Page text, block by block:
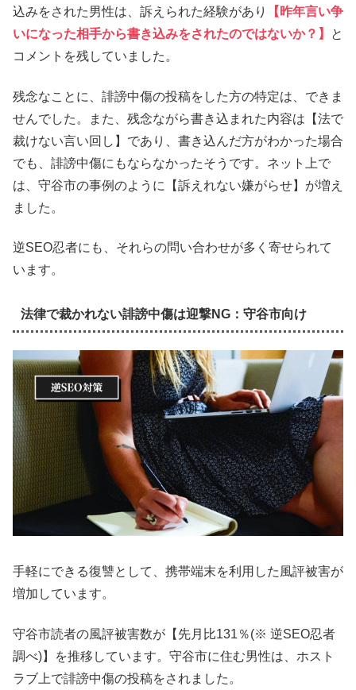
込みをされた男性は、訴えられた経験があり
【昨年言い争
いになった相手から書き込みをされたのではないか？】
と
コメントを残していました。
残念なことに、誹謗中傷の投稿をした方の特定は、できま
せんでした。また、残念ながら書き込まれた内容は【法で
裁けない言い回し】であり、書き込んだ方がわかった場合
でも、誹謗中傷にもならなかったそうです。ネット上で
は、守谷市の事例のように【訴えれない嫌がらせ】が増え
ました。
逆SEO忍者にも、それらの問い合わせが多く寄せられて
います。
法律で裁かれない誹謗中傷は迎撃NG：守谷市向け
手軽にできる復讐として、携帯端末を利用した風評被害が
増加しています。
守谷市読者の風評被害数が【先月比131％(※ 逆SEO忍者
調べ)】を推移しています。守谷市に住む男性は、ホスト
ラブ上で誹謗中傷の投稿をされました。